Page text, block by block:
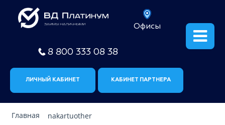
Офисы
8 800 333 08 38
ЛИЧНЫЙ КАБИНЕТ КАБИНЕТ ПАРТНЕРА
Главная nakartuother